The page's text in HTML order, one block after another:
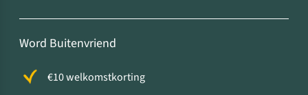
Word Buitenvriend
€10 welkomstkorting